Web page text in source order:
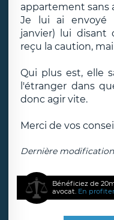
appartement sans
Je lui ai envoyé
janvier) lui disant
reçu la caution,
Qui plus est, elle
l'étranger dans
donc agir vite.
Merci de vos
Dernière modification
Bénéficiez de
avocat. En profiter